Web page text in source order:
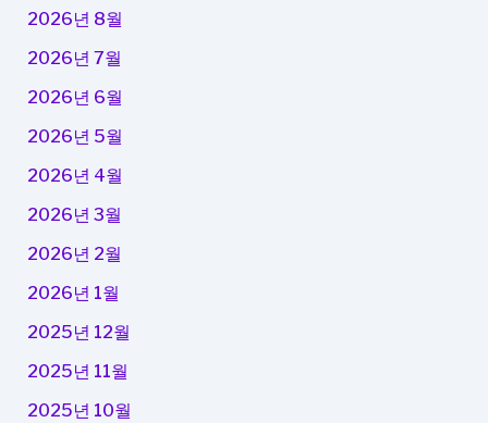
2026년 8월
2026년 7월
2026년 6월
2026년 5월
2026년 4월
2026년 3월
2026년 2월
2026년 1월
2025년 12월
2025년 11월
2025년 10월